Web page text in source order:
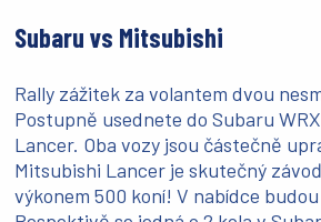
Subaru vs Mitsubishi
Rally zážitek za volantem dvou
Postupně usednete do Subaru
Lancer. Oba vozy jsou částečně
Mitsubishi Lancer je skutečný
výkonem 500 koní! V nabídce